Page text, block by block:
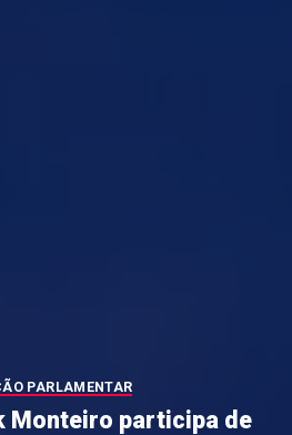
PARLAMENTAR
Monteiro participa de